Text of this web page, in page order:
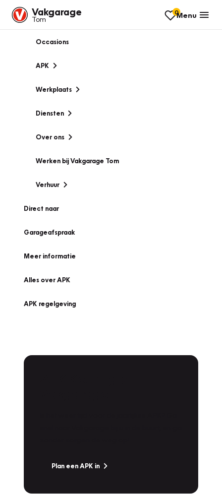
Vakgarage
Tom
0Menu
Occasions
APK
Werkplaats
Diensten
Over ons
Werken bij Vakgarage Tom
Verhuur
Direct naar
Garageafspraak
Meer informatie
Alles over APK
APK regelgeving
Plan een APK in